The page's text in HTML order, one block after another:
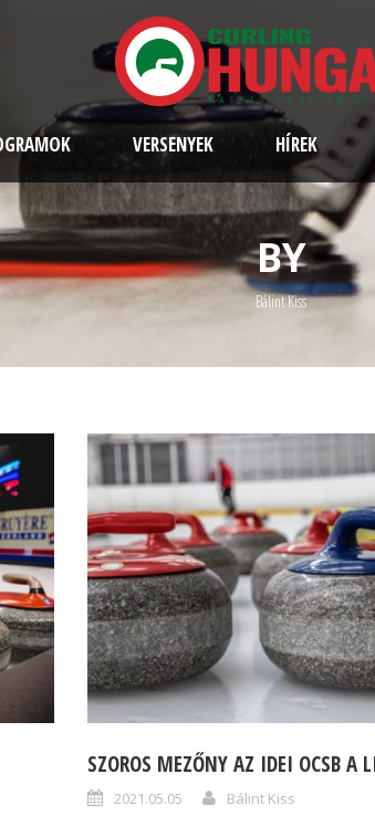
VERSENYEK HÍREK
BY
Bálint Kiss
SZOROS MEZŐNY AZ IDEI OCSB A
2021.05.05 Bálint Kiss